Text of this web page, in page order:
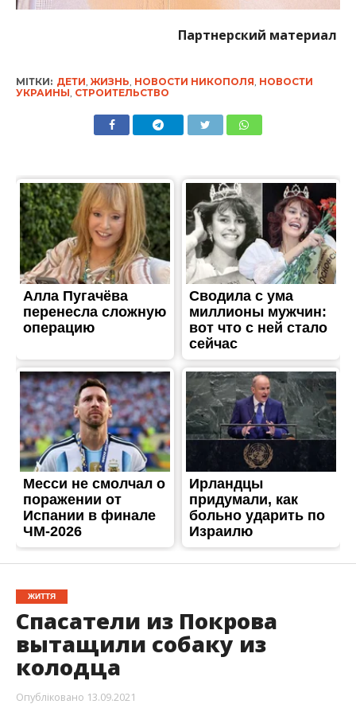
ЖИТТЯ
Спасатели из Покрова
вытащили собаку из
колодца
Опубліковано13.09.2021